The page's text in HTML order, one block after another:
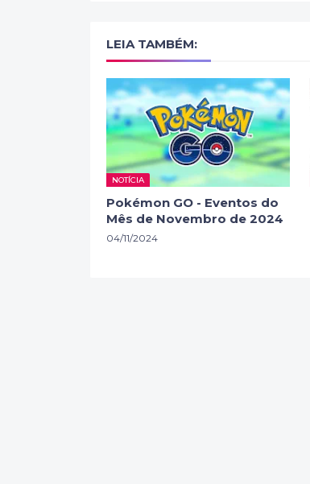
LEIA TAMBÉM:
NOTÍCIA
Pokémon GO - Eventos do
Mês de Novembro de 2024
04/11/2024